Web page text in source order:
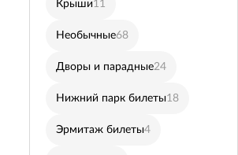
Крыши11
Необычные68
Дворы и парадные24
Нижний парк билеты18
Эрмитаж билеты4